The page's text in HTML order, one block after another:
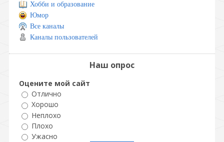
Хобби и образование
Юмор
Все каналы
Каналы пользователей
Наш опрос
Оцените мой сайт
Отлично
Хорошо
Неплохо
Плохо
Ужасно